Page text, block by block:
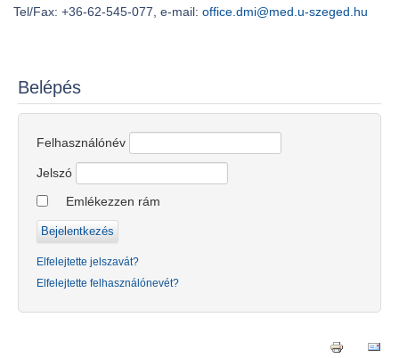
Tel/Fax: +36-62-545-077, e-mail: office.dmi@med.u-szeged.hu
Belépés
Felhasználónév
Jelszó
Emlékezzen rám
Elfelejtette jelszavát?
Elfelejtette felhasználónevét?